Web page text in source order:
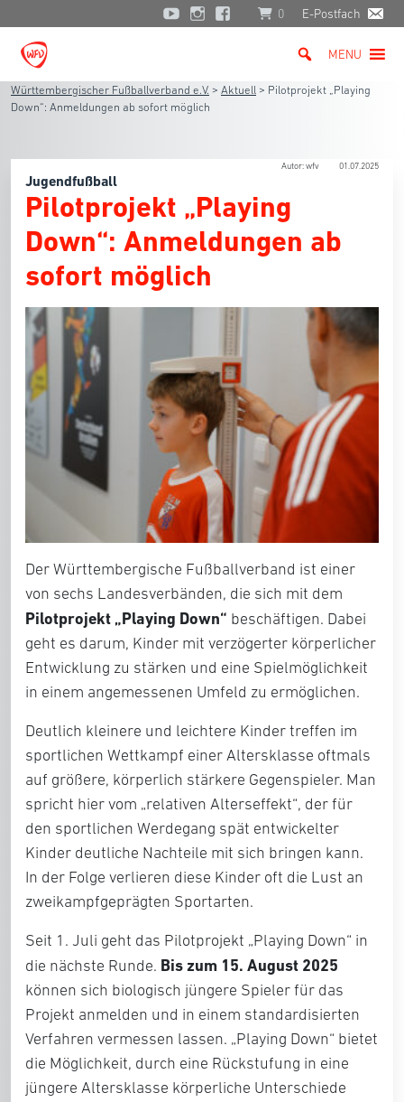
0 E-Postfach
MENU
Württembergischer Fußballverband e.V. > Aktuell > Pilotprojekt „Playing
Down“: Anmeldungen ab sofort möglich
Autor: wfv 01.07.2025
Jugendfußball
Pilotprojekt „Playing
Down“: Anmeldungen ab
sofort möglich
Der Württembergische Fußballverband ist einer
von sechs Landesverbänden, die sich mit dem
Pilotprojekt „Playing Down“ beschäftigen. Dabei
geht es darum, Kinder mit verzögerter körperlicher
Entwicklung zu stärken und eine Spielmöglichkeit
in einem angemessenen Umfeld zu ermöglichen.
Deutlich kleinere und leichtere Kinder treffen im
sportlichen Wettkampf einer Altersklasse oftmals
auf größere, körperlich stärkere Gegenspieler. Man
spricht hier vom „relativen Alterseffekt“, der für
den sportlichen Werdegang spät entwickelter
Kinder deutliche Nachteile mit sich bringen kann.
In der Folge verlieren diese Kinder oft die Lust an
zweikampfgeprägten Sportarten.
Seit 1. Juli geht das Pilotprojekt „Playing Down“ in
die nächste Runde. Bis zum 15. August 2025
können sich biologisch jüngere Spieler für das
Projekt anmelden und in einem standardisierten
Verfahren vermessen lassen. „Playing Down“ bietet
die Möglichkeit, durch eine Rückstufung in eine
jüngere Altersklasse körperliche Unterschiede